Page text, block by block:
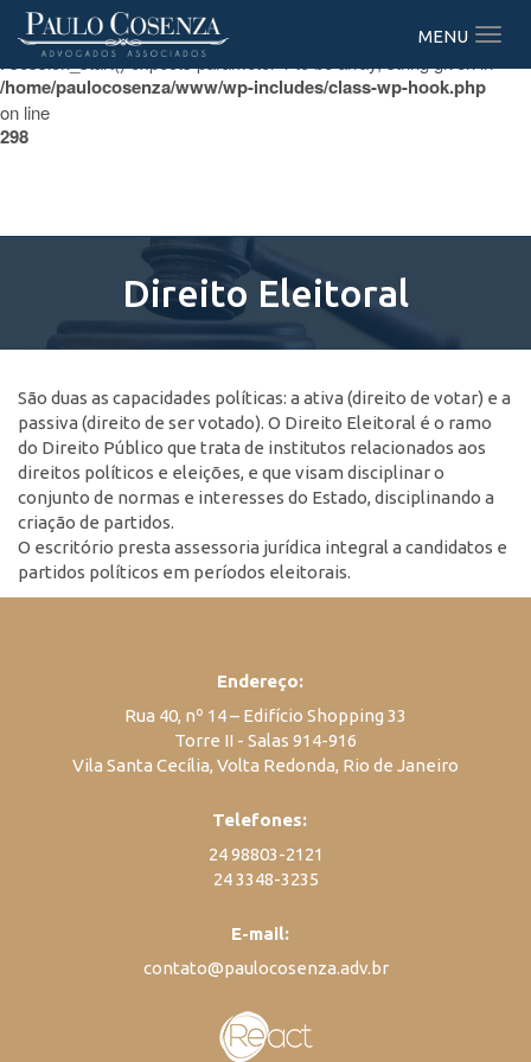
Warning
: session_start() expects parameter 1 to be array, string given in
/home/paulocosenza/www/wp-includes/class-wp-hook.php
on line
298
MENU
Direito Eleitoral
São duas as capacidades políticas: a ativa (direito de votar) e a
passiva (direito de ser votado). O Direito Eleitoral é o ramo
do Direito Público que trata de institutos relacionados aos
direitos políticos e eleições, e que visam disciplinar o
conjunto de normas e interesses do Estado, disciplinando a
criação de partidos.
O escritório presta assessoria jurídica integral a candidatos e
partidos políticos em períodos eleitorais.
Endereço:
Rua 40, nº 14 – Edifício Shopping 33
Torre II - Salas 914-916
Vila Santa Cecília, Volta Redonda, Rio de Janeiro
Telefones:
24 98803-2121
24 3348-3235
E-mail:
contato@paulocosenza.adv.br